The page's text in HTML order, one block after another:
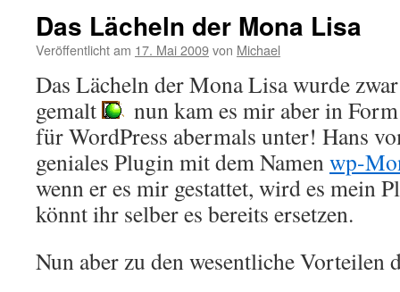
Das Lächeln der Mona Lisa
Veröffentlicht am 17. Mai 2009von Michael
Das Lächeln der Mona Lisa wurde
gemalt
nun kam es mir aber in
für WordPress abermals unter! Hans
geniales Plugin mit dem Namenwp-
wenn er es mir gestattet, wird es mein
könnt ihr selber es bereits ersetzen.
Nun aber zu den wesentliche Vorteilen